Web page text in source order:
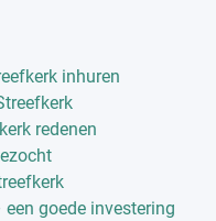
inhuren
redenen
goede investering